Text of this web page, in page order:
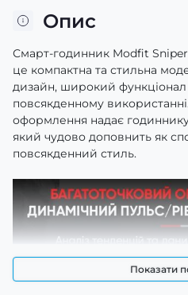
Опис
Смарт-годинник Modfit
це компактна та стильна
дизайн, широкий функціонал
повсякденному
оформлення надає
який чудово доповнить як
повсякденний стиль.
Показати